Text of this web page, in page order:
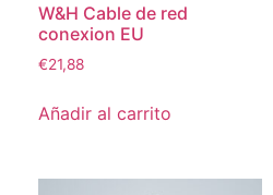
W&H Cable de red
conexion EU
€21,88
Añadir al carrito